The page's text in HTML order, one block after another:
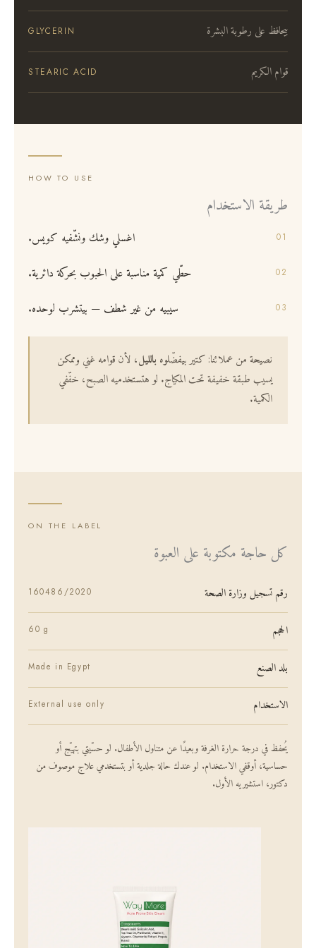
GLYCERIN بيحافظ على رطوبة البشرة
STEARIC ACID قوام الكريم
HOW TO USE
طريقة الاستخدام
اغسلي وشك ونشّفيه كويس.
حطّي كمية مناسبة على الحبوب بحركة دائرية.
سيبيه من غير شطف — بيتشرب لوحده.
نصيحة من عملائنا: كتير بيفضّلوهبالليل، لأن قوامه غني وممكن
يسيب طبقة خفيفة تحت المكياج. لو هتستخدميه الصبح، خفّفي
الكمية.
ON THE LABEL
كل حاجة مكتوبة على العبوة
رقم تسجيل وزارة الصحة 160486/2020
الحجم 60 g
بلد الصنع Made in Egypt
الاستخدام External use only
يُحفظ في درجة حرارة الغرفة وبعيدًا عن متناول الأطفال. لو حسّيتي بتهيّج أو
حساسية، أوقفي الاستخدام. لو عندك حالة جلدية أو بتستخدمي علاج موصوف من
دكتور، استشيريه الأول.